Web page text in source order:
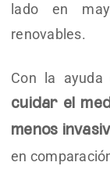
lado en
renovables.
Con la ayuda
cuidar el
menos
en